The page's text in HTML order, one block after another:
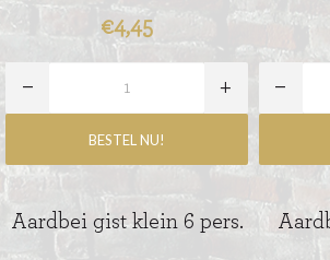
€4,45
Aardbei gist klein 6 pers.